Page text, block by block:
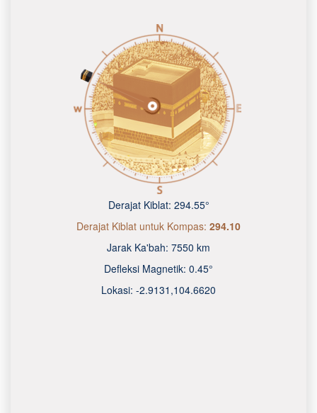
Derajat Kiblat: 294.55°
Derajat Kiblat untuk Kompas: 294.10
Jarak Ka'bah: 7550 km
Defleksi Magnetik: 0.45°
Lokasi: -2.9131 ,104.6620